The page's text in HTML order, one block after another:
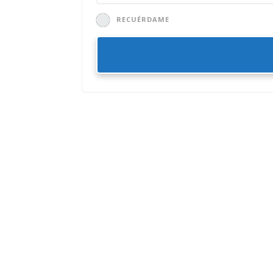
RECUÉRDAME